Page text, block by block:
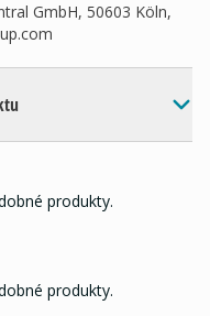
GmbH, 50603 Köln,
produkty.
produkty.